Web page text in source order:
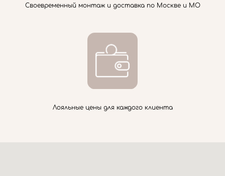
Своевременный монтаж и доставка по Москве и МО
Лояльные цены для каждого клиента